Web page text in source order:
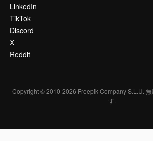
LinkedIn
TikTok
Discord
X
Reddit
Copyright © 2010-2026 Freepik Company S.L.U.
す.